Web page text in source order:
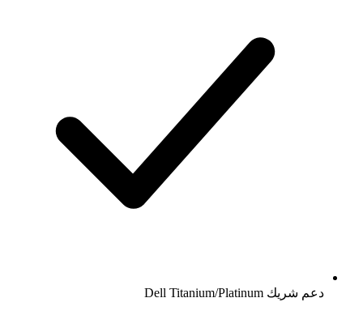
دعم شريك Dell Titanium/Platinum